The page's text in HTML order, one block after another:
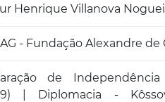
Henrique Villanova
- Fundação Alexandre de
de
| Diplomacia -